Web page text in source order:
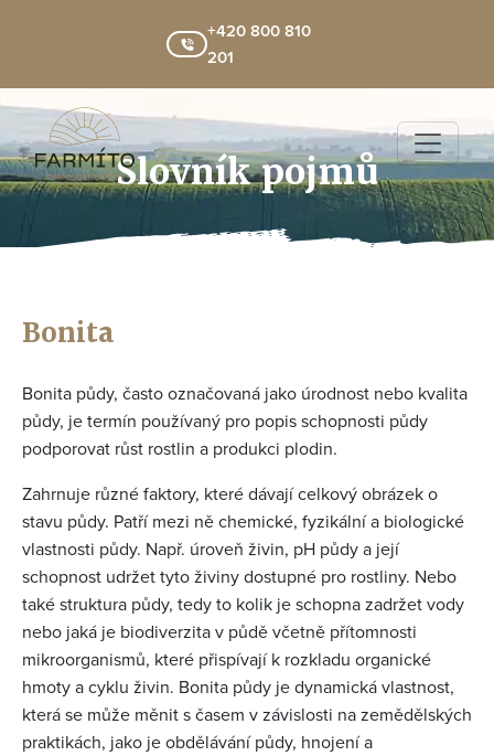
+420 800 810
201
Slovník pojmů
Bonita
Bonita půdy, často označovaná jako úrodnost nebo kvalita
půdy, je termín používaný pro popis schopnosti půdy
podporovat růst rostlin a produkci plodin.
Zahrnuje různé faktory, které dávají celkový obrázek o
stavu půdy. Patří mezi ně chemické, fyzikální a biologické
vlastnosti půdy. Např. úroveň živin, pH půdy a její
schopnost udržet tyto živiny dostupné pro rostliny. Nebo
také struktura půdy, tedy to kolik je schopna zadržet vody
nebo jaká je biodiverzita v půdě včetně přítomnosti
mikroorganismů, které přispívají k rozkladu organické
hmoty a cyklu živin. Bonita půdy je dynamická vlastnost,
která se může měnit s časem v závislosti na zemědělských
praktikách, jako je obdělávání půdy, hnojení a